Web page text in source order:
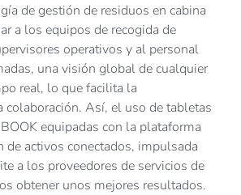
de gestión de residuos en cabina
a los equipos de recogida de
operativos y al personal
una visión global de cualquier
real, lo que facilita la
colaboración. Así, el uso de tabletas
equipadas con la plataforma
de activos conectados, impulsada
a los proveedores de servicios de
obtener unos mejores resultados.